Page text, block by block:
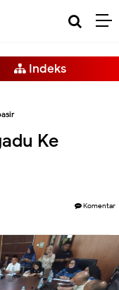
Indeks
Ke
Komentar